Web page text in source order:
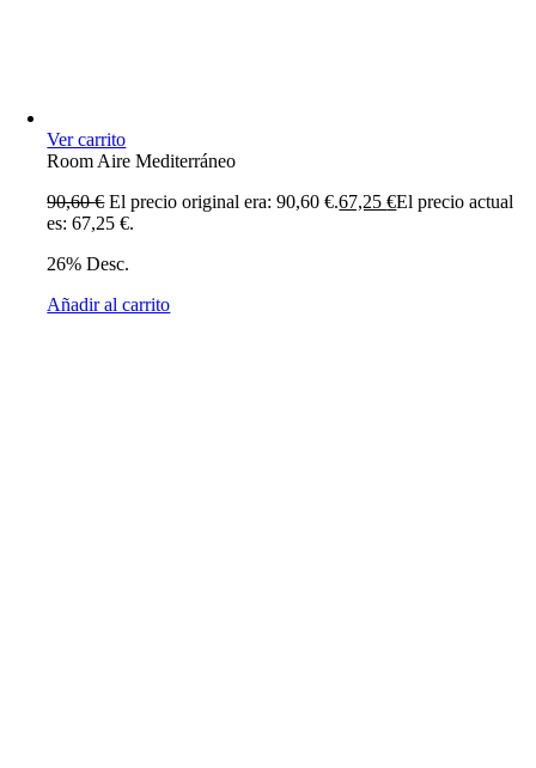
Ver carrito
Room Aire Mediterráneo
90,60€ El precio original era: 90,60 €.67,25€El precio actual
es: 67,25 €.
26% Desc.
Añadir al carrito